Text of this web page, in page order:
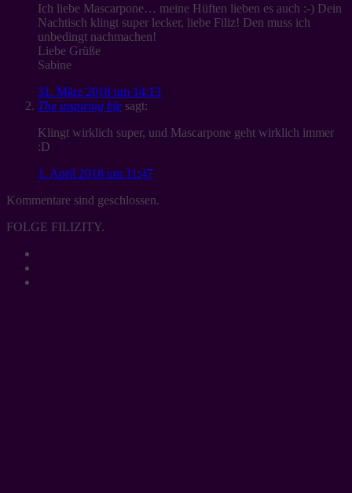
Ich liebe Mascarpone… meine Hüften lieben es auch :-) Dein
Nachtisch klingt super lecker, liebe Filiz! Den muss ich
unbedingt nachmachen!
Liebe Grüße
Sabine
31. März 2018 um 14:13
The inspiring life sagt:
Klingt wirklich super, und Mascarpone geht wirklich immer
:D
1. April 2018 um 11:47
Kommentare sind geschlossen.
FOLGE FILIZITY.